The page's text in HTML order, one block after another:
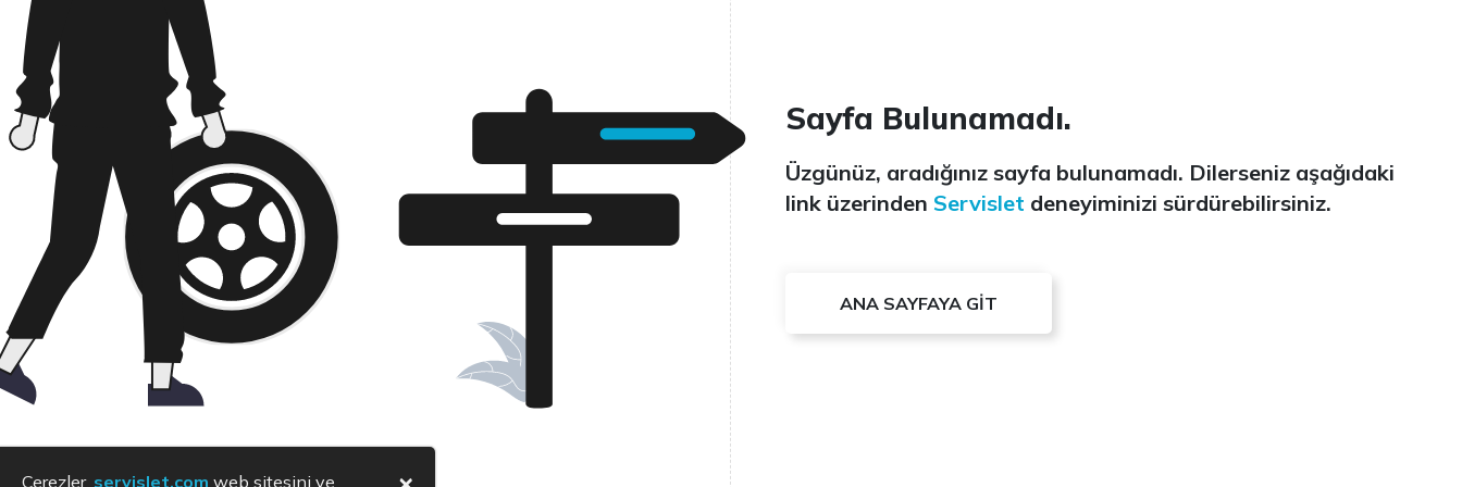
Sayfa Bulunamadı.
Üzgünüz, aradığınız sayfa bulunamadı. Dilerseniz aşağıdaki
link üzerinden Servislet deneyiminizi sürdürebilirsiniz.
ANA SAYFAYA GİT
Çerezler, servislet.com web sitesini ve